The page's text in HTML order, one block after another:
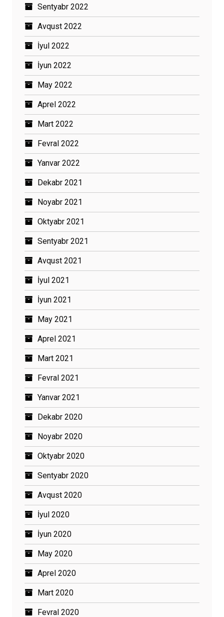
Sentyabr 2022
Avqust 2022
İyul 2022
İyun 2022
May 2022
Aprel 2022
Mart 2022
Fevral 2022
Yanvar 2022
Dekabr 2021
Noyabr 2021
Oktyabr 2021
Sentyabr 2021
Avqust 2021
İyul 2021
İyun 2021
May 2021
Aprel 2021
Mart 2021
Fevral 2021
Yanvar 2021
Dekabr 2020
Noyabr 2020
Oktyabr 2020
Sentyabr 2020
Avqust 2020
İyul 2020
İyun 2020
May 2020
Aprel 2020
Mart 2020
Fevral 2020